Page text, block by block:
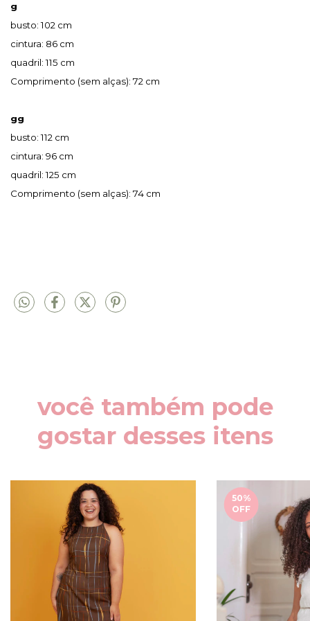
g
busto: 102 cm
cintura: 86 cm
quadril: 115 cm
Comprimento (sem alças): 72 cm
gg
busto: 112 cm
cintura: 96 cm
quadril: 125 cm
Comprimento (sem alças): 74 cm
você também pode
gostar desses itens
50%
OFF